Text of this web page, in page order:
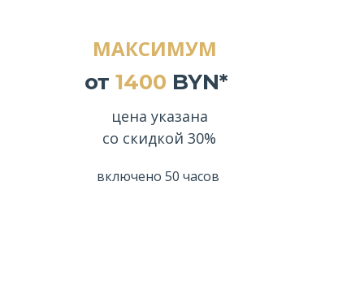
включено 50 часов
цена указана
со скидкой 30%
от 1400 BYN*
МАКСИМУМ